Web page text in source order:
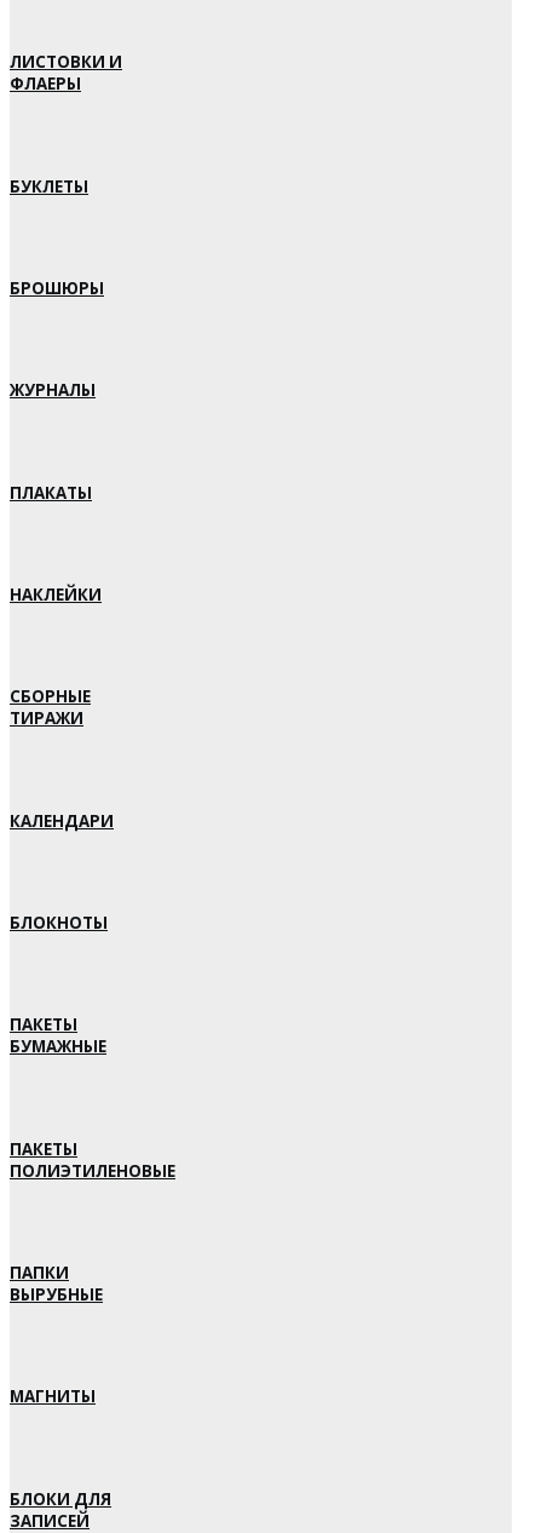
ЛИСТОВКИ И
ФЛАЕРЫ
БУКЛЕТЫ
БРОШЮРЫ
ЖУРНАЛЫ
ПЛАКАТЫ
НАКЛЕЙКИ
СБОРНЫЕ
ТИРАЖИ
КАЛЕНДАРИ
БЛОКНОТЫ
ПАКЕТЫ
БУМАЖНЫЕ
ПАКЕТЫ
ПОЛИЭТИЛЕНОВЫЕ
ПАПКИ
ВЫРУБНЫЕ
МАГНИТЫ
БЛОКИ ДЛЯ
ЗАПИСЕЙ